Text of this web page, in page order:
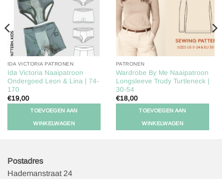
IDA VICTORIA PATRONEN
Ida Victoria Naaipatroon
Ondergoed Leon & Lina | 74-
170
€19,00
TOEVOEGEN AAN
WINKELWAGEN
PATRONEN
Wardrobe By Me Naaipatroon
Longsleeve Trudy Turtleneck |
30-54
€18,00
TOEVOEGEN AAN
WINKELWAGEN
Postadres
Hademanstraat 24